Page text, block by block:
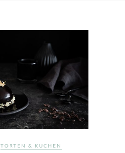
TORTEN & KUCHEN